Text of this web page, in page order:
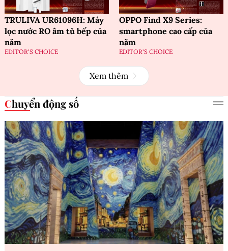
TRULIVA UR61096H: Máy
lọc nước RO âm tủ bếp của
năm
EDITOR'S CHOICE
OPPO Find X9 Series:
smartphone cao cấp của
năm
EDITOR'S CHOICE
Xem thêm
Chuyển động số